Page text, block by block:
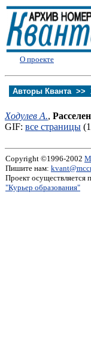
О проекте
Авторы Кванта >>
Ходулев А.,
GIF: все страницы
Copyright ©1996-2002
Пишите нам:
Проект осуществляется
"Курьер образования"